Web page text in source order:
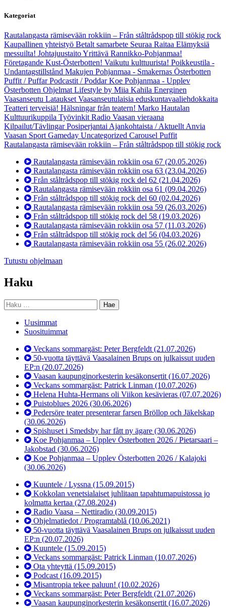
Kategoriat
Rautalangasta rämisevään rokkiin – Från ståltrådspop till stökig rock
Kaupallinen yhteistyö Betalt samarbete Seuraa Raitaa Elämyksiä
messuilta! JohtajuustaitoYrittävä Rannikko-Pohjanmaa!
Företagande Kust-Österbotten! Vaikutu kulttuurista! Poikkeustila -
Undantagstillstånd Makujen Pohjanmaa - Smakernas Österbotten
Puffit / PuffarPodcastit / PoddarKoe Pohjanmaa - Upplev
Österbotten Ohjelmat Lifestyle by Miia Kahila Energinen
Vaasanseutu Lataukset Vaasanseutulaisia eduskuntavaaliehdokkaita
Teatteri terveisiä! Hälsningar från teatern! Marko Hautalan
Kulttuurikuppila Työvinkit Radio Vaasan vieraana
Kilpailut/TävlingarPosiperjantai Ajankohtaista / Aktuellt Anvia
Vaasan Sport Gameday Uncategorized Carousel Puffit
Rautalangasta rämisevään rokkiin – Från ståltrådspop till stökig rock
Rautalangasta rämisevään rokkiin osa 67 (20.05.2026)
Rautalangasta rämisevään rokkiin osa 63 (23.04.2026)
Från ståltrådspop till stökig rock del 62 (21.04.2026)
Rautalangasta rämisevään rokkiin osa 61 (09.04.2026)
Från ståltrådspop till stökig rock del 60 (02.04.2026)
Rautalangasta rämisevään rokkiin osa 59 (26.03.2026)
Från ståltrådspop till stökig rock del 58 (19.03.2026)
Rautalangasta rämisevään rokkiin osa 57 (11.03.2026)
Från ståltrådspop till stökig rock del 56 (04.03.2026)
Rautalangasta rämisevään rokkiin osa 55 (26.02.2026)
Tutustu ohjelmaan
Haku
Haku:
Uusimmat
Suosituimmat
Veckans sommargäst: Peter Bergfeldt (21.07.2026)
50-vuotta täyttävä Vaasalainen Brups on julkaissut uuden
EP:n (20.07.2026)
Vaasan kaupunginorkesterin kesäkonsertit (16.07.2026)
Veckans sommargäst: Patrick Linman (10.07.2026)
Helena Huhta-Hermans oli Viikon kesävieras (07.07.2026)
Puistoblues 2026 (30.06.2026)
Pedersöre teater presenterar farsen Bröllop och Jäkelskap
(30.06.2026)
Spishuset i Smedsby har fått ny ägare (30.06.2026)
Koe Pohjanmaa – Upplev Österbotten 2026 / Pietarsaari –
Jakobstad (30.06.2026)
Koe Pohjanmaa – Upplev Österbotten 2026 / Kalajoki
(30.06.2026)
Kuuntele / Lyssna (15.09.2015)
Kokkolan venetsialaiset juhlitaan tapahtumapuistossa jo
kolmatta kertaa (27.08.2024)
Radio Vaasa – Nettiradio (30.09.2015)
Ohjelmatiedot / Programtablå (10.06.2021)
50-vuotta täyttävä Vaasalainen Brups on julkaissut uuden
EP:n (20.07.2026)
Kuuntele (15.09.2015)
Veckans sommargäst: Patrick Linman (10.07.2026)
Ota yhteyttä (15.09.2015)
Podcast (16.09.2015)
Misantropia tekee paluun! (10.02.2026)
Veckans sommargäst: Peter Bergfeldt (21.07.2026)
Vaasan kaupunginorkesterin kesäkonsertit (16.07.2026)